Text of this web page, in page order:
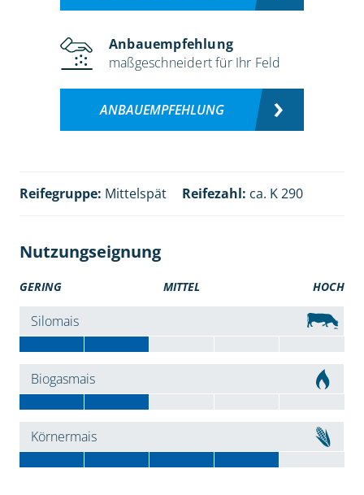
Anbauempfehlung
maßgeschneidert für Ihr Feld
ANBAUEMPFEHLUNG
Reifegruppe: Mittelspät Reifezahl: ca. K 290
Nutzungseignung
GERING MITTEL HOCH
Silomais
Biogasmais
Körnermais